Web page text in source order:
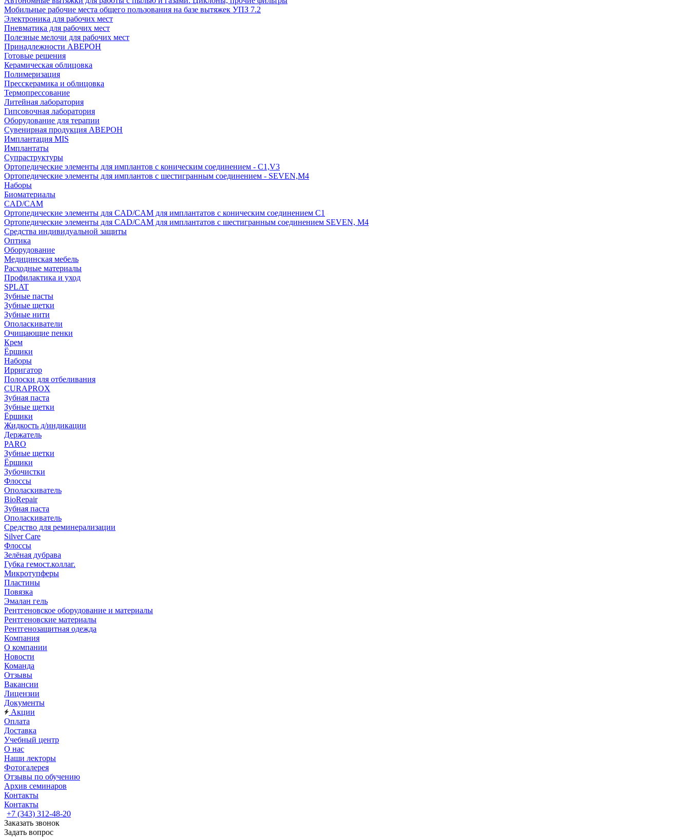
Мобильные рабочие места общего пользования на базе вытяжек УПЗ 7.2
Электроника для рабочих мест
Пневматика для рабочих мест
Полезные мелочи для рабочих мест
Принадлежности АВЕРОН
Готовые решения
Керамическая облицовка
Полимеризация
Пресскерамика и облицовка
Термопрессование
Литейная лаборатория
Гипсовочная лаборатория
Оборудование для терапии
Сувенирная продукция АВЕРОН
Имплантация MIS
Имплантаты
Супраструктуры
Ортопедические элементы для имплантов с коническим соединением - C1,V3
Ортопедические элементы для имплантов с шестигранным соединением - SEVEN,M4
Наборы
Биоматериалы
CAD/CAM
Ортопедические элементы для CAD/CAM для имплантатов с коническим соединением С1
Ортопедические элементы для CAD/CAM для имплантатов с шестигранным соединением SEVEN, М4
Средства индивидуальной защиты
Оптика
Оборудование
Медицинская мебель
Расходные материалы
Профилактика и уход
SPLAT
Зубные пасты
Зубные щетки
Зубные нити
Ополаскиватели
Очищающие пенки
Крем
Ёршики
Наборы
Ирригатор
Полоски для отбеливания
CURAPROX
Зубная паста
Зубные щетки
Ёршики
Жидкость д/индикации
Держатель
PARO
Зубные щетки
Ёршики
Зубочистки
Флоссы
Ополаскиватель
BioRepair
Зубная паста
Ополаскиватель
Средство для реминерализации
Silver Care
Флоссы
Зелёная дубрава
Губка гемост.коллаг.
Микротупферы
Пластины
Повязка
Эмалан гель
Рентгеновское оборудование и материалы
Рентгеновские материалы
Рентгенозащитная одежда
Компания
О компании
Новости
Команда
Отзывы
Вакансии
Лицензии
Документы
Акции
Оплата
Доставка
Учебный центр
О нас
Наши лекторы
Фотогалерея
Отзывы по обучению
Архив семинаров
Контакты
Контакты
+7 (343) 312-48-20
Заказать звонок
Задать вопрос